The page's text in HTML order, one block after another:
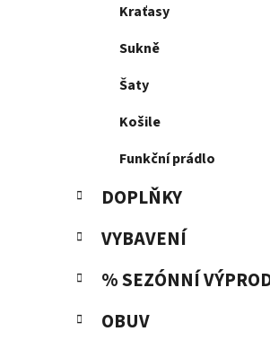
Kraťasy
Sukně
Šaty
Košile
Funkční prádlo
DOPLŇKY
VYBAVENÍ
% SEZÓNNÍ
OBUV